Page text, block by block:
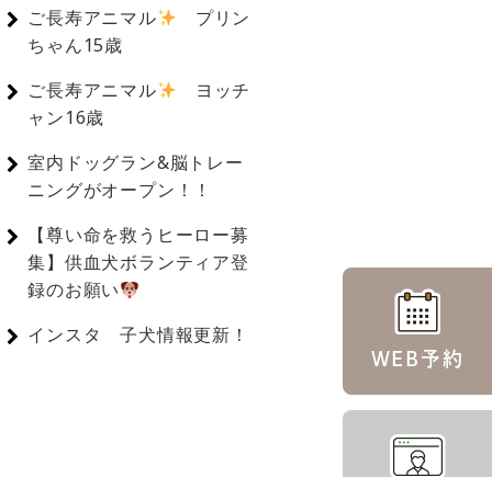
WEB予約
ご長寿アニマル
プリン
ちゃん15歳
ご長寿アニマル
ヨッチ
ャン16歳
室内ドッグラン&脳トレー
ニングがオープン！！
【尊い命を救うヒーロー募
集】供血犬ボランティア登
録のお願い
インスタ 子犬情報更新！